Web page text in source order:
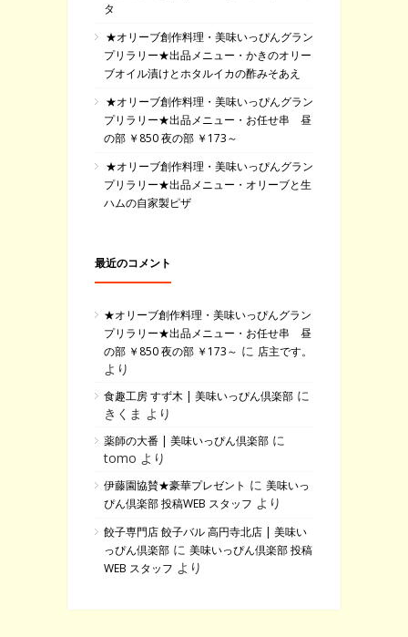
タ
★オリーブ創作料理・美味いっぴんグラン
プリラリー★出品メニュー・かきのオリー
ブオイル漬けとホタルイカの酢みそあえ
★オリーブ創作料理・美味いっぴんグラン
プリラリー★出品メニュー・お任せ串 昼
の部 ￥850 夜の部 ￥173～
★オリーブ創作料理・美味いっぴんグラン
プリラリー★出品メニュー・オリーブと生
ハムの自家製ピザ
最近のコメント
★オリーブ創作料理・美味いっぴんグラン
プリラリー★出品メニュー・お任せ串 昼
の部 ￥850 夜の部 ￥173～ に 店主です。
より
食趣工房 すず木 | 美味いっぴん倶楽部 に
きくま より
薬師の大番 | 美味いっぴん倶楽部 に
tomo より
伊藤園協賛★豪華プレゼント に 美味いっ
ぴん倶楽部 投稿WEB スタッフ より
餃子専門店 餃子バル 高円寺北店 | 美味い
っぴん倶楽部 に 美味いっぴん倶楽部 投稿
WEB スタッフ より